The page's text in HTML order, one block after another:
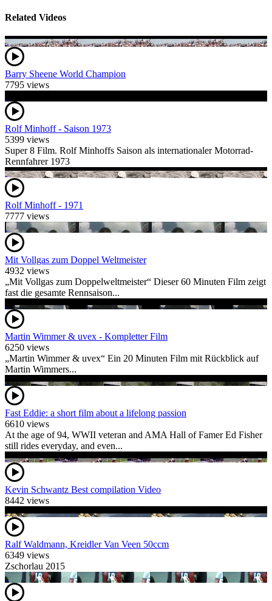
Related Videos
Barry Sheene World Champion
7795 views
Rolf Minhoff - Saison 1973
5399 views
Super 8 Film. Rolf Minhoffs Saison als internationaler Motorrad-
Rennfahrer 1973
Rolf Minhoff - 1971
7777 views
Mit Vollgas zum Doppel Weltmeister
4932 views
„Mit Vollgas zum Doppelweltmeister“ Dieser 60 Minuten Film zeigt
fast die gesamte Rennsaison...
Martin Wimmer & uvex - Kompletter Film
6250 views
„Martin Wimmer & uvex“ Ein 20 Minuten Film mit Rückblick auf
Martin Wimmers...
Fast Eddie: a short film about a lifelong passion
6610 views
At the age of 94, WWII veteran and AMA Hall of Famer Ed Fisher
still rides everyday, and even...
Kevin Schwantz Best compilation Video
8442 views
Ralf Waldmann, Kreidler Van Veen 50ccm
6349 views
Zschorlau 2015